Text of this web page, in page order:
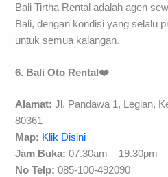
Bali Tirtha Rental adalah agen
Bali, dengan kondisi yang selalu
untuk semua kalangan.
6. Bali Oto Rental❤️
Alamat: Jl. Pandawa 1, Legian,
80361
Map: Klik Disini
Jam Buka: 07.30am – 19.30pm
No Telp: 085-100-492090